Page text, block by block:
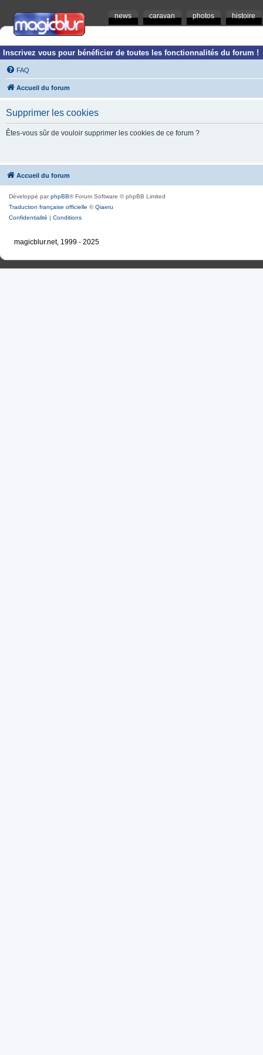
news caravan photos histoire
Inscrivez vous pour bénéficier de toutes les fonctionnalités du forum !
FAQ
Accueil du forum
Supprimer les cookies
Êtes-vous sûr de vouloir supprimer les cookies de ce forum ?
Accueil du forum
Développé parphpBB® Forum Software © phpBB Limited
Traduction française officielle ©Qiaeru
Confidentialité | Conditions
magicblur.net, 1999 - 2025